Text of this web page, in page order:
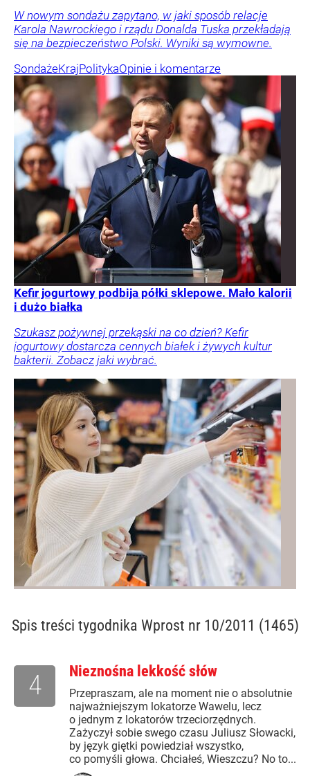
W nowym sondażu zapytano, w jaki sposób relacje
Karola Nawrockiego i rządu Donalda Tuska przekładają
się na bezpieczeństwo Polski. Wyniki są wymowne.
SondażeKrajPolitykaOpinie i komentarze
Kefir jogurtowy podbija półki sklepowe. Mało kalorii
i dużo białka
Szukasz pożywnej przekąski na co dzień? Kefir
jogurtowy dostarcza cennych białek i żywych kultur
bakterii. Zobacz jaki wybrać.
Spis treści tygodnika Wprost nr 10/2011 (1465)
Nieznośna lekkość słów
Przepraszam, ale na moment nie o absolutnie
najważniejszym lokatorze Wawelu, lecz
o jednym z lokatorów trzeciorzędnych.
Zażyczył sobie swego czasu Juliusz Słowacki,
by język giętki powiedział wszystko,
co pomyśli głowa. Chciałeś, Wieszczu? No to...
4